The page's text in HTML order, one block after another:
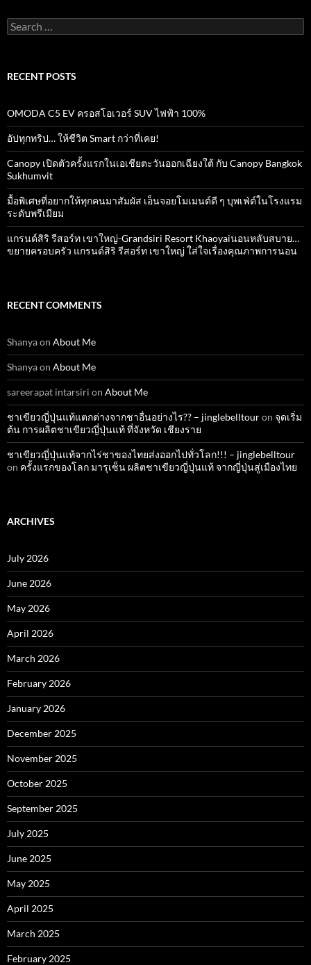
k
p
Search
for:
RECENT POSTS
OMODA C5 EV ครอสโอเวอร์ SUV ไฟฟ้า 100%
อัปทุกทริป… ให้ชีวิต Smart กว่าที่เคย!
Canopy เปิดตัวครั้งแรกในเอเชียตะวันออกเฉียงใต้ กับ Canopy Bangkok
Sukhumvit
มื้อพิเศษที่อยากให้ทุกคนมาสัมผัส เอ็นจอยโมเมนต์ดี ๆ บุพเฟ่ต์ในโรงแรม
ระดับพรีเมียม
แกรนด์สิริ​ รีสอร์ท​ เขาใหญ่​-Grandsiri​ Resort​ Khaoyaiนอนหลับสบาย…
ขยายครอบครัว แกรนด์สิริ รีสอร์ท เขาใหญ่ ใส่ใจเรื่องคุณภาพการนอน
RECENT COMMENTS
Shanyaon About Me
Shanyaon About Me
sareerapat intarsiri on About Me
ชาเขียวญี่ปุ่นแท้แตกต่างจากชาอื่นอย่างไร?? – jinglebelltouron จุดเริ่ม
ต้น การผลิตชาเขียวญี่ปุ่นแท้ ที่จังหวัด เชียงราย
ชาเขียวญี่ปุ่นแท้จากไร่ชาของไทยส่งออกไปทั่วโลก!!! – jinglebelltour
on ครั้งแรกของโลก มารุเซ็น ผลิตชาเขียวญี่ปุ่นแท้ จากญี่ปุ่นสู่เมืองไทย
ARCHIVES
July 2026
June 2026
May 2026
April 2026
March 2026
February 2026
January 2026
December 2025
November 2025
October 2025
September 2025
July 2025
June 2025
May 2025
April 2025
March 2025
February 2025